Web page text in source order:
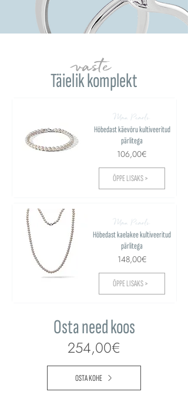
Täielik komplekt
vaste
Man Pearls
Hõbedast käevõru kultiveeritud
pärlitega
106,00€
ÕPPE LISAKS >
Man Pearls
Hõbedast kaelakee kultiveeritud
pärlitega
148,00€
ÕPPE LISAKS >
Osta need koos
254,00€
OSTA KOHE